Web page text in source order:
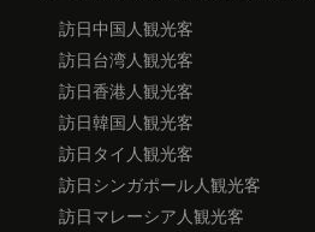
訪日中国人観光客
訪日台湾人観光客
訪日香港人観光客
訪日韓国人観光客
訪日タイ人観光客
訪日シンガポール人観光客
訪日マレーシア人観光客